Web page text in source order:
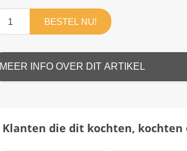
BESTEL NU!
MEER INFO OVER DIT ARTIKEL
Klanten die dit kochten, kochten